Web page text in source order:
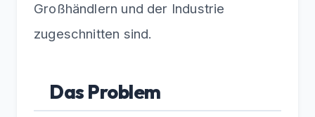
Großhändlern und der Industrie
zugeschnitten sind.
Das Problem